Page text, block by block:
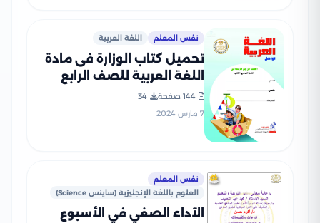
نفس المعلم اللغة العربية
تحميل كتاب الوزارة فى مادة
اللغة العربية للصف الرابع
بصيغة PDF
144 صفحة
34
7 مارس 2024
نفس المعلم
العلوم باللغة الإنجليزية (ساينس Science)
الآداء الصفي في الأسبوع